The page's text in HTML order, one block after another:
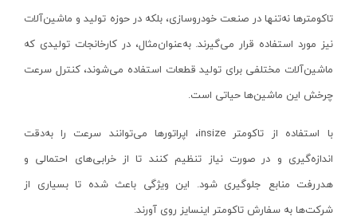
دم چلچله زن
منگنه و میخکوب بادی
کمپرسور باد
بکس بادی
پیچ گوشتی بادی
سایر ابزار بادی
بی اس- BS
آرامیس-ARSMIS
آمل صنعت- AMOL SANAT
وادفو
حدید برش- HADID BORESH
ایفا الکترونیک - EEFA ELECTRONIC
ریزو-RIZO
ورتکس-VERTEX
تاکومترها نه‌تنها در صنعت خودروسازی، بلکه در حوزه تولید و ماشین‌آلات
نیز مورد استفاده قرار می‌گیرند. به‌عنوان‌مثال، در کارخانجات تولیدی که
ماشین‌آلات مختلفی برای تولید قطعات استفاده می‌شوند، کنترل سرعت
چرخش این ماشین‌ها حیاتی است.
با استفاده از تاکومتر insize، اپراتورها می‌توانند سرعت را به‌دقت
اندازه‌گیری و در صورت نیاز تنظیم کنند تا از خرابی‌های احتمالی و
هدررفت منابع جلوگیری شود. این ویژگی باعث شده تا بسیاری از
شرکت‌ها به سفارش تاکومتر اینسایز روی آورند.